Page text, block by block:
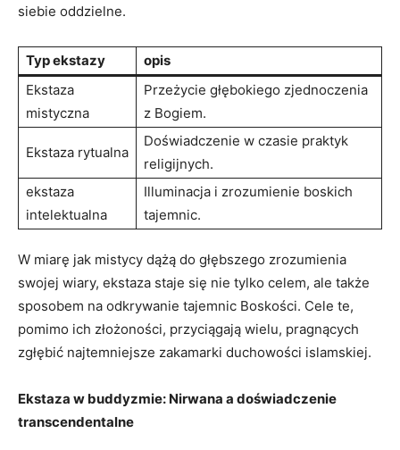
siebie oddzielne.
Typ ekstazy
opis
Ekstaza⁣
mistyczna
Przeżycie‍ głębokiego zjednoczenia
z Bogiem.
Ekstaza rytualna
Doświadczenie w czasie⁢ praktyk
religijnych.
ekstaza ​
intelektualna
Illuminacja i ⁣zrozumienie boskich
tajemnic.
W miarę jak mistycy dążą do⁢ głębszego⁤ zrozumienia
swojej wiary, ​ekstaza⁢ staje się nie tylko celem, ale także
sposobem na odkrywanie tajemnic Boskości. Cele ​te,
pomimo ich złożoności, przyciągają wielu, pragnących
zgłębić najtemniejsze zakamarki duchowości islamskiej.
Ekstaza w ⁣buddyzmie: Nirwana a doświadczenie
⁣transcendentalne